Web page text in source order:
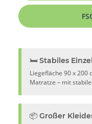
🛏️ Stabiles
Liegefläche 90 x 200
Matratze – mit
📦 Großer